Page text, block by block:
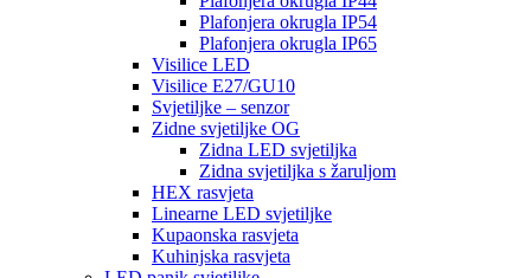
Plafonjera okrugla IP54
Plafonjera okrugla IP65
Visilice LED
Visilice E27/GU10
Svjetiljke – senzor
Zidne svjetiljke OG
Zidna LED svjetiljka
Zidna svjetiljka s žaruljom
HEX rasvjeta
Linearne LED svjetiljke
Kupaonska rasvjeta
Kuhinjska rasvjeta